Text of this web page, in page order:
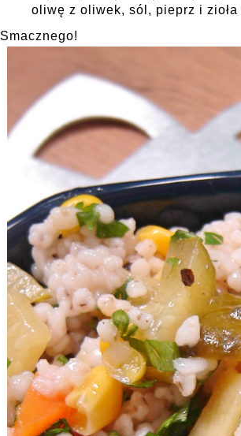
oliwę z oliwek, sól, pieprz i
Smacznego!